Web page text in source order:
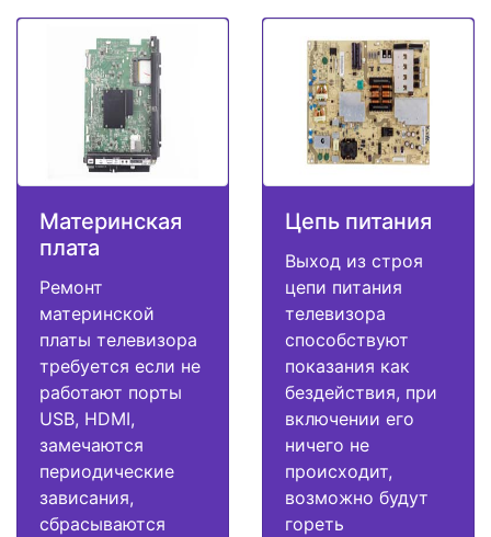
Материнская
плата
Ремонт
материнской
платы телевизора
требуется если не
работают порты
USB, HDMI,
замечаются
периодические
зависания,
сбрасываются
Цепь питания
Выход из строя
цепи питания
телевизора
способствуют
показания как
бездействия, при
включении его
ничего не
происходит,
возможно будут
гореть